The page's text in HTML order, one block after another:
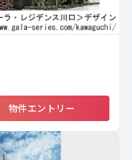
物件エントリー